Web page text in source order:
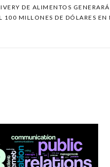
DE ALIMENTOS
100 MILLONES DE DÓLARES EN